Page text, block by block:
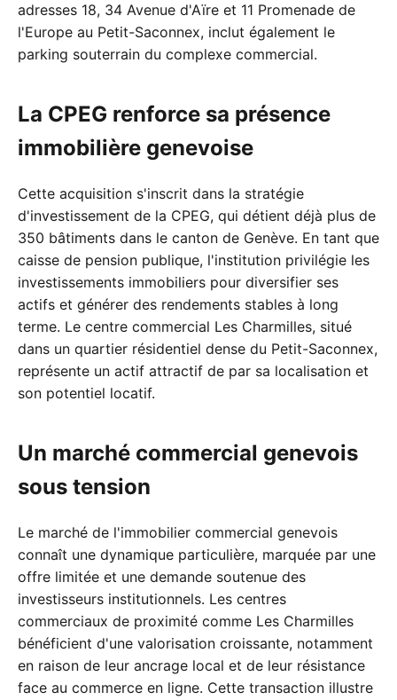
adresses 18, 34 Avenue d'Aïre et 11 Promenade de
l'Europe au Petit-Saconnex, inclut également le
parking souterrain du complexe commercial.
La CPEG renforce sa présence
immobilière genevoise
Cette acquisition s'inscrit dans la stratégie
d'investissement de la CPEG, qui détient déjà plus de
350 bâtiments dans le canton de Genève. En tant que
caisse de pension publique, l'institution privilégie les
investissements immobiliers pour diversifier ses
actifs et générer des rendements stables à long
terme. Le centre commercial Les Charmilles, situé
dans un quartier résidentiel dense du Petit-Saconnex,
représente un actif attractif de par sa localisation et
son potentiel locatif.
Un marché commercial genevois
sous tension
Le marché de l'immobilier commercial genevois
connaît une dynamique particulière, marquée par une
offre limitée et une demande soutenue des
investisseurs institutionnels. Les centres
commerciaux de proximité comme Les Charmilles
bénéficient d'une valorisation croissante, notamment
en raison de leur ancrage local et de leur résistance
face au commerce en ligne. Cette transaction illustre